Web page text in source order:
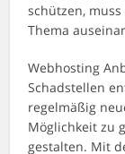
schützen,
Thema
Webhosting
Schadstellen
regelmäßig
Möglichkeit zu
gestalten. Mit